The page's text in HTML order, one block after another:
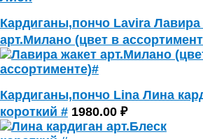
Кардиганы,пончо Lavira Лавира
арт.Милано (цвет в
Кардиганы,пончо Lina Лина
короткий # 1980.00 ₽